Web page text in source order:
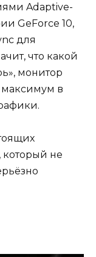
Adaptive-
GeForce 10,
для
что какой
монитор
максимум в
который не